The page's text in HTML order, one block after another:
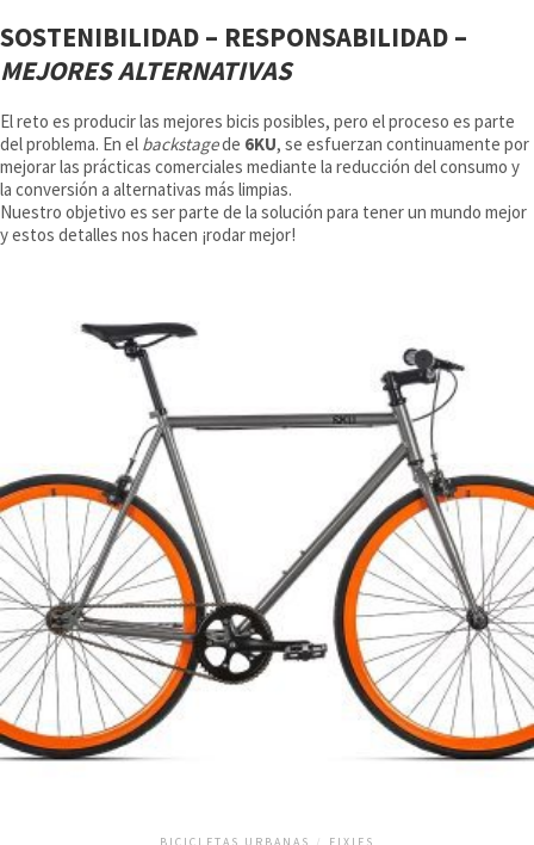
SOSTENIBILIDAD – RESPONSABILIDAD –
MEJORES ALTERNATIVAS
El reto es producir las mejores bicis posibles, pero el proceso es parte
del problema. En el backstagede 6KU, se esfuerzan continuamente por
mejorar las prácticas comerciales mediante la reducción del consumo y
la conversión a alternativas más limpias.
Nuestro objetivo es ser parte de la solución para tener un mundo mejor
y estos detalles nos hacen ¡rodar mejor!
BICICLETAS URBANAS / FIXIES